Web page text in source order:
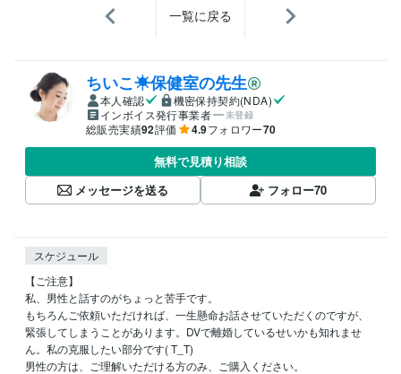
一覧に戻る
ちいこ☀保健室の先生
本人確認
機密保持契約(NDA)
インボイス発行事業者
未登録
総販売実績92評価 4.9フォロワー70
無料で見積り相談
メッセージを送る
フォロー70
スケジュール
【ご注意】
私、男性と話すのがちょっと苦手です。
もちろんご依頼いただければ、一生懸命お話させていただくのですが、
緊張してしまうことがあります。DVで離婚しているせいかも知れませ
ん。私の克服したい部分です( T_T)
男性の方は、ご理解いただける方のみ、ご購入ください。